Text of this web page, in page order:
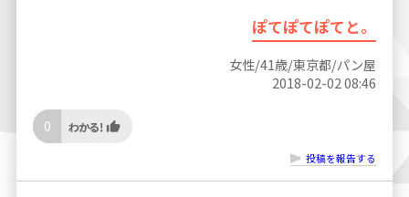
ぽてぽてぽてと。
女性/41歳/東京都/パン屋
2018-02-02 08:46
0
投稿を報告する